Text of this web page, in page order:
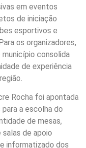
em eventos
de iniciação
esportivos e
os organizadores,
consolida
de experiência
Rocha foi apontada
a escolha do
de mesas,
de apoio
informatizado dos